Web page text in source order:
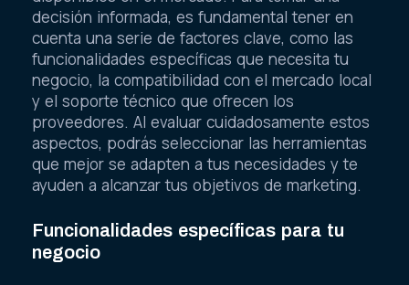
decisión informada, es fundamental tener en
cuenta una serie de factores clave, como las
funcionalidades específicas que necesita tu
negocio, la compatibilidad con el mercado local
y el soporte técnico que ofrecen los
proveedores. Al evaluar cuidadosamente estos
aspectos, podrás seleccionar las herramientas
que mejor se adapten a tus necesidades y te
ayuden a alcanzar tus objetivos de marketing.
Funcionalidades específicas para tu
negocio